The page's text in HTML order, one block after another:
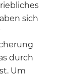
sich
durch
Um